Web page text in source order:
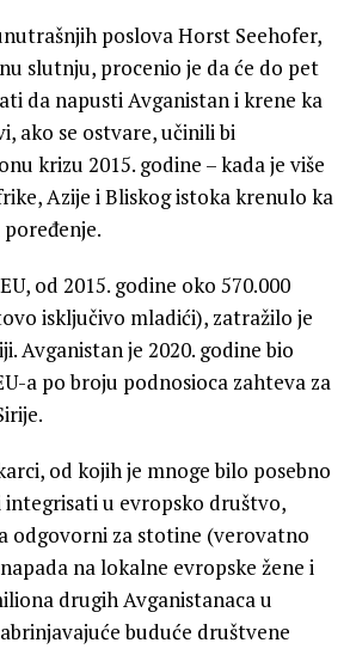
poslova Horst Seehofer,
slutnju, procenio je da će do pet
da napusti Avganistan i krene ka
ako se ostvare, učinili bi
krizu 2015. godine – kada je više
Azije i Bliskog istoka krenulo ka
od 2015. godine oko 570.000
isključivo mladići), zatražilo je
Avganistan je 2020. godine bio
a po broju podnosioca zahteva za
od kojih je mnoge bilo posebno
u evropsko društvo,
odgovorni za stotine (verovatno
na lokalne evropske žene i
drugih Avganistanaca u
buduće društvene